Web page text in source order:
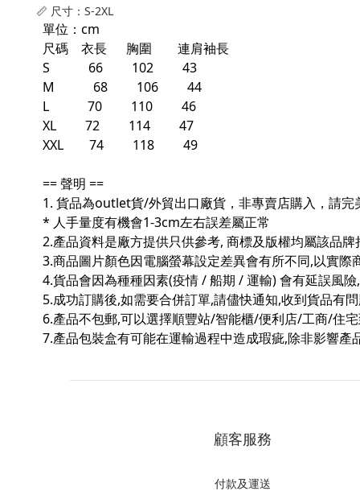
📏 尺寸：S-2XL
單位：cm
尺碼 衣長 胸圍 連肩袖長
S 66 102 43
M 68 106 44
L 70 110 46
XL 72 114 47
XXL 74 118 49
== 聲明 ==
1. 貨品為outlet貨/外貿出口廠貨，非專賣店購入，請完
* 人手量度有機會1-3cm左右誤差屬正常
2.產品資料是廠方提供只供參考, 商標及版權均屬該品
3.商品圖片顏色因電腦螢幕設定差異會有所不同,以實際
4.貨品會因為種種因素(疫情 / 船期 / 運輸) 會有延誤風
5.成功訂購後,如需要合併訂單,請儘快通知,收到貨品有
6.產品不包郵,可以選擇順豐站/智能櫃/便利店/工商/住
7.產品包裝盒有可能在運輸過程中造成瑕疵,除非影響
顧客服務
付款及運送